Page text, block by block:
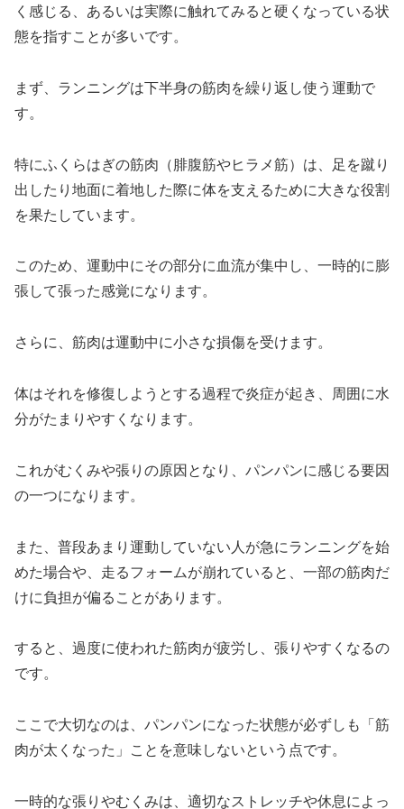
く感じる、あるいは実際に触れてみると硬くなっている状
態を指すことが多いです。
まず、ランニングは下半身の筋肉を繰り返し使う運動で
す。
特にふくらはぎの筋肉（腓腹筋やヒラメ筋）は、足を蹴り
出したり地面に着地した際に体を支えるために大きな役割
を果たしています。
このため、運動中にその部分に血流が集中し、一時的に膨
張して張った感覚になります。
さらに、筋肉は運動中に小さな損傷を受けます。
体はそれを修復しようとする過程で炎症が起き、周囲に水
分がたまりやすくなります。
これがむくみや張りの原因となり、パンパンに感じる要因
の一つになります。
また、普段あまり運動していない人が急にランニングを始
めた場合や、走るフォームが崩れていると、一部の筋肉だ
けに負担が偏ることがあります。
すると、過度に使われた筋肉が疲労し、張りやすくなるの
です。
ここで大切なのは、パンパンになった状態が必ずしも「筋
肉が太くなった」ことを意味しないという点です。
一時的な張りやむくみは、適切なストレッチや休息によっ